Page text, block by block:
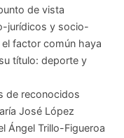
de vista
jurídicos y socio-
factor común haya
título: deporte y
de reconocidos
José López
Ángel Trillo-Figueroa